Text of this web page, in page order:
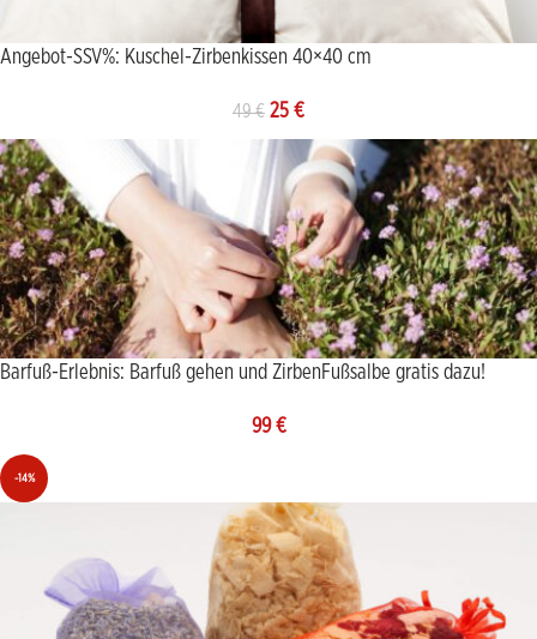
Angebot-SSV%: Kuschel-Zirbenkissen 40×40 cm
49€ 25 €
Barfuß-Erlebnis: Barfuß gehen und ZirbenFußsalbe gratis dazu!
99€
-14%